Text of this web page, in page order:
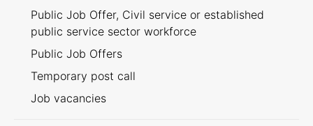
Public Job Offer, Civil service or established
public service sector workforce
Public Job Offers
Temporary post call
Job vacancies